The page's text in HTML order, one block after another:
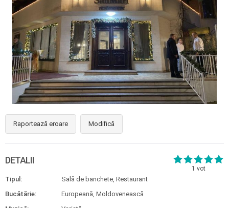
Raportează eroare Modifică
1 vot
DETALII
Tipul:
Sală de banchete, Restaurant
Bucătărie:
Europeană, Moldovenească